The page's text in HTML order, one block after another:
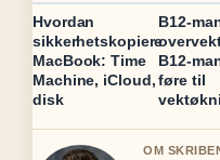
Hvordan
sikkerhetskopiere
MacBook: Time
Machine, iCloud,
disk
B12-
B12-
føre til
OM